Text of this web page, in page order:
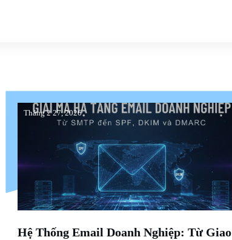
Tháng 2 27, 2026
Hệ Thống Email Doanh Nghiệp: Từ Giao